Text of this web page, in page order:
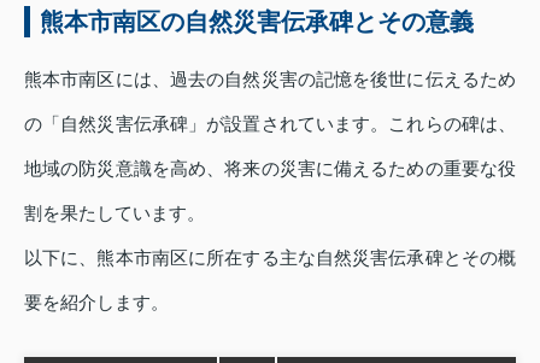
熊本市南区の自然災害伝承碑とその意義
熊本市南区には、過去の自然災害の記憶を後世に伝えるため
の「自然災害伝承碑」が設置されています。これらの碑は、
地域の防災意識を高め、将来の災害に備えるための重要な役
割を果たしています。
以下に、熊本市南区に所在する主な自然災害伝承碑とその概
要を紹介します。